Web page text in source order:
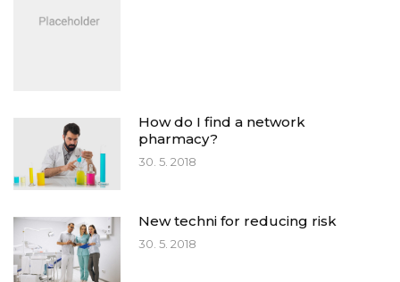
How do I find a network
pharmacy?
30. 5. 2018
New techni for reducing risk
30. 5. 2018